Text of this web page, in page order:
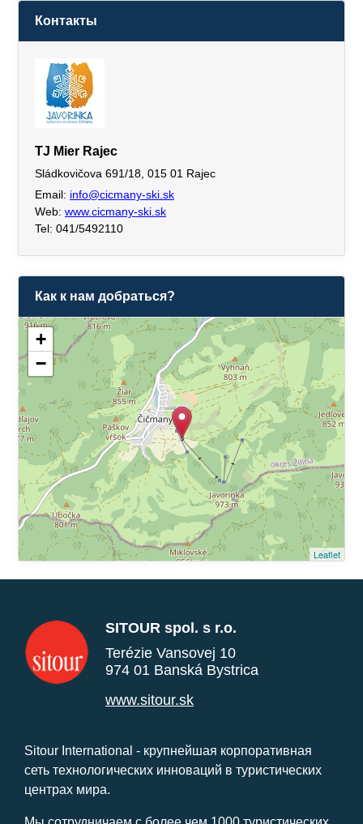
Контакты
TJ Mier Rajec
Sládkovičova 691/18, 015 01 Rajec
Email: info@cicmany-ski.sk
Web: www.cicmany-ski.sk
Tel: 041/5492110
Как к нам добраться?
+
−
Leaflet
SITOUR spol. s r.o.
Terézie Vansovej 10
974 01 Banská Bystrica
www.sitour.sk
Sitour International - крупнейшая корпоративная
сеть технологических инноваций в туристических
центрах мира.